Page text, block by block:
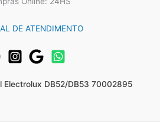
DE ATENDIMENTO
Electrolux DB52/DB53 70002895